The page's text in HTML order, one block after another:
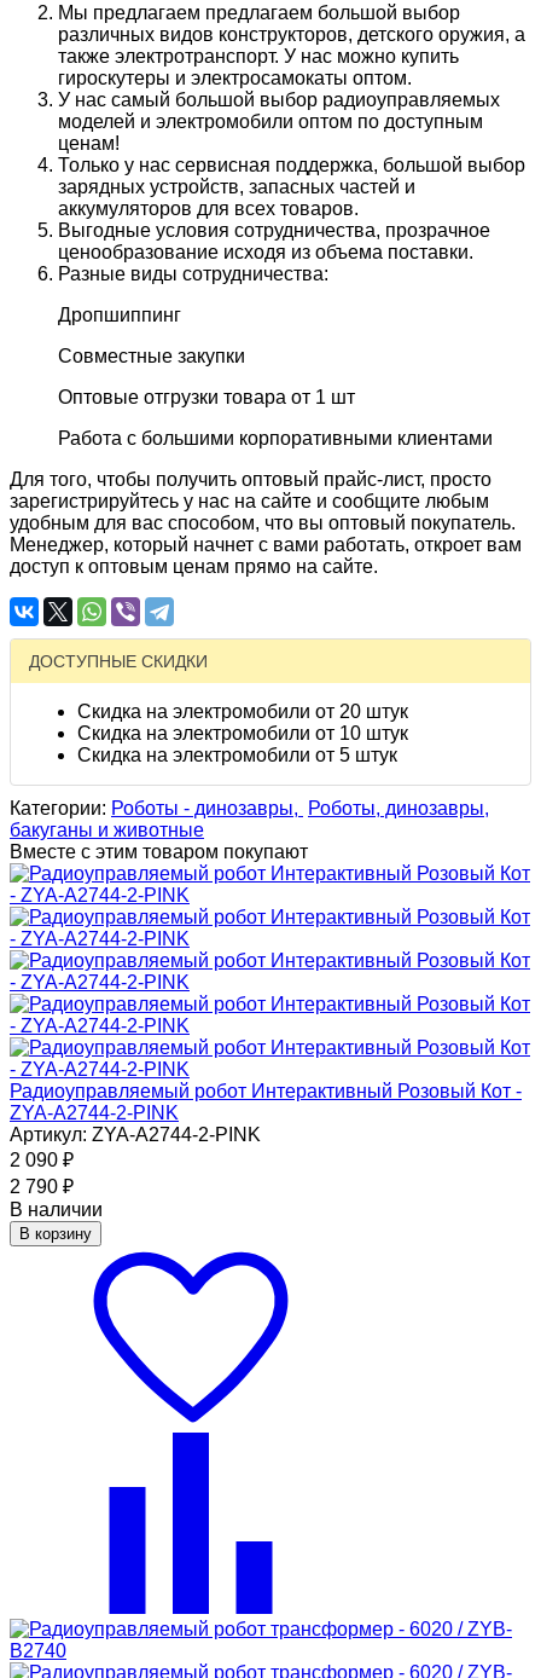
Мы предлагаем предлагаем большой выбор
различных видов конструкторов, детского оружия, а
также электротранспорт. У нас можно купить
гироскутеры и электросамокаты оптом.
У нас самый большой выбор радиоуправляемых
моделей и электромобили оптом по доступным
ценам!
Только у нас сервисная поддержка, большой выбор
зарядных устройств, запасных частей и
аккумуляторов для всех товаров.
Выгодные условия сотрудничества, прозрачное
ценообразование исходя из объема поставки.
Разные виды сотрудничества:
Дропшиппинг
Совместные закупки
Оптовые отгрузки товара от 1 шт
Работа с большими корпоративными клиентами
Для того, чтобы получить оптовый прайс-лист, просто
зарегистрируйтесь у нас на сайте и сообщите любым
удобным для вас способом, что вы оптовый покупатель.
Менеджер, который начнет с вами работать, откроет вам
доступ к оптовым ценам прямо на сайте.
ДОСТУПНЫЕ СКИДКИ
Скидка на электромобили от 20 штук
Скидка на электромобили от 10 штук
Скидка на электромобили от 5 штук
Категории: Роботы - динозавры,
Роботы, динозавры,
бакуганы и животные
Вместе с этим товаром покупают
Радиоуправляемый робот Интерактивный Розовый Кот -
ZYA-A2744-2-PINK
Артикул: ZYA-A2744-2-PINK
2 090 ₽
2 790 ₽
В наличии
В корзину